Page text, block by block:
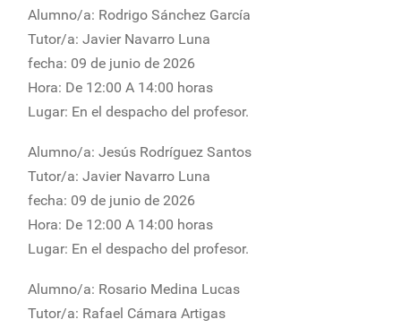
Alumno/a: Rodrigo Sánchez García
Tutor/a: Javier Navarro Luna
fecha: 09 de junio de 2026
Hora: De 12:00 A 14:00 horas
Lugar: En el despacho del profesor.
Alumno/a: Jesús Rodríguez Santos
Tutor/a: Javier Navarro Luna
fecha: 09 de junio de 2026
Hora: De 12:00 A 14:00 horas
Lugar: En el despacho del profesor.
Alumno/a: Rosario Medina Lucas
Tutor/a: Rafael Cámara Artigas